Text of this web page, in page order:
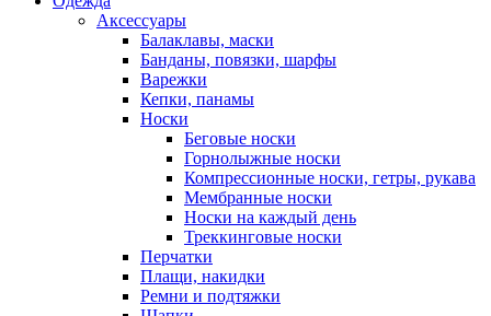
Аксессуары
Балаклавы, маски
Банданы, повязки, шарфы
Варежки
Кепки, панамы
Носки
Беговые носки
Горнолыжные носки
Компрессионные носки, гетры, рукава
Мембранные носки
Носки на каждый день
Треккинговые носки
Перчатки
Плащи, накидки
Ремни и подтяжки